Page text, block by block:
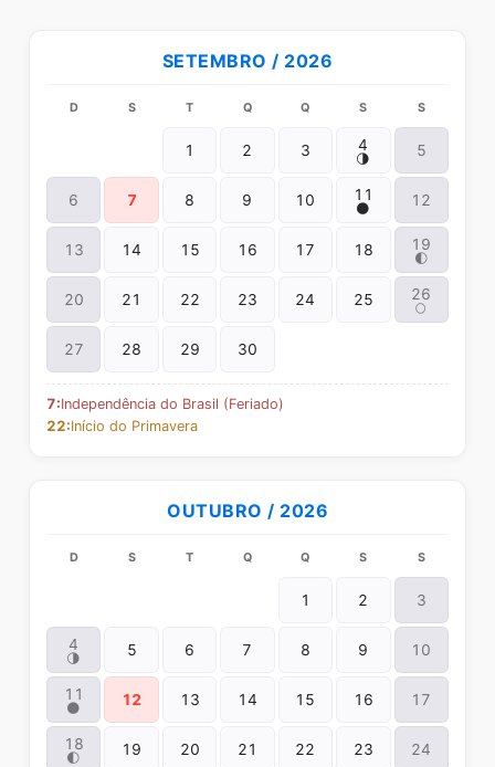
SETEMBRO / 2026
D S T Q Q S S
1 2 3 4
🌗 5
6 7 8 9 10 11
🌑 12
13 14 15 16 17 18 19
🌓
20 21 22 23 24 25 26
🌕
27 28 29 30
7:Independência do Brasil (Feriado)
22:Início do Primavera
OUTUBRO / 2026
D S T Q Q S S
1 2 3
4
🌗 5 6 7 8 9 10
11
🌑 12 13 14 15 16 17
18
🌓 19 20 21 22 23 24